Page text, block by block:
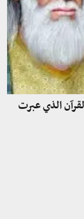
الذي عبرت